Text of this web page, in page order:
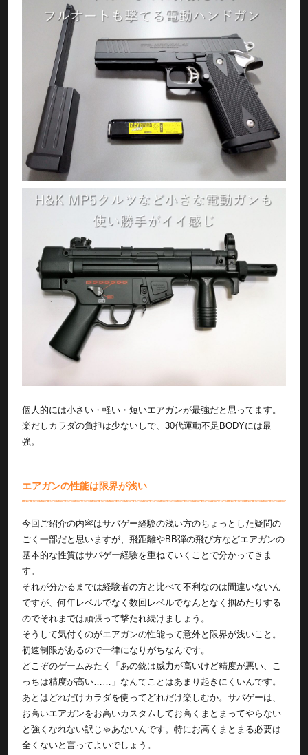
個人的には小さい・軽い・短いエアガンが最強だと思ってます。
楽だしカラダの負担は少ないしで、30代運動不足BODYには最
強。
エアガンの性能は限界が浅い
今回ご紹介の内容はサバゲー経験の浅い方のちょっとした疑問の
ごく一部だと思いますが、飛距離やBB弾の飛び方などエアガンの
基本的な性質はサバゲー経験を重ねていくことで分かってきま
す。
それが分かるまでは経験者の方と比べて不利なのは間違いないん
ですが、何年レベルでなく数回レベルでなんとなく掴めたりする
のでそれまでは頑張って撃たれ続けましょう。
そうして気付くのがエアガンの性能って意外と限界が浅いこと。
初速制限があるので一律になりがちなんです。
どこぞのゲームみたく「あの銃は威力が高いけど精度が悪い、こ
っちは精度が高い……」なんてことはあまり起きにくいんです。
あとはどれだけカラダを使ってどれだけ楽しむか。サバゲーは、
お高いエアガンをお高いカスタムしてお高くまとまってやらない
と強くなれない訳じゃあないんです。特にお高くまとまる必要は
全くないと言ってよいでしょう。